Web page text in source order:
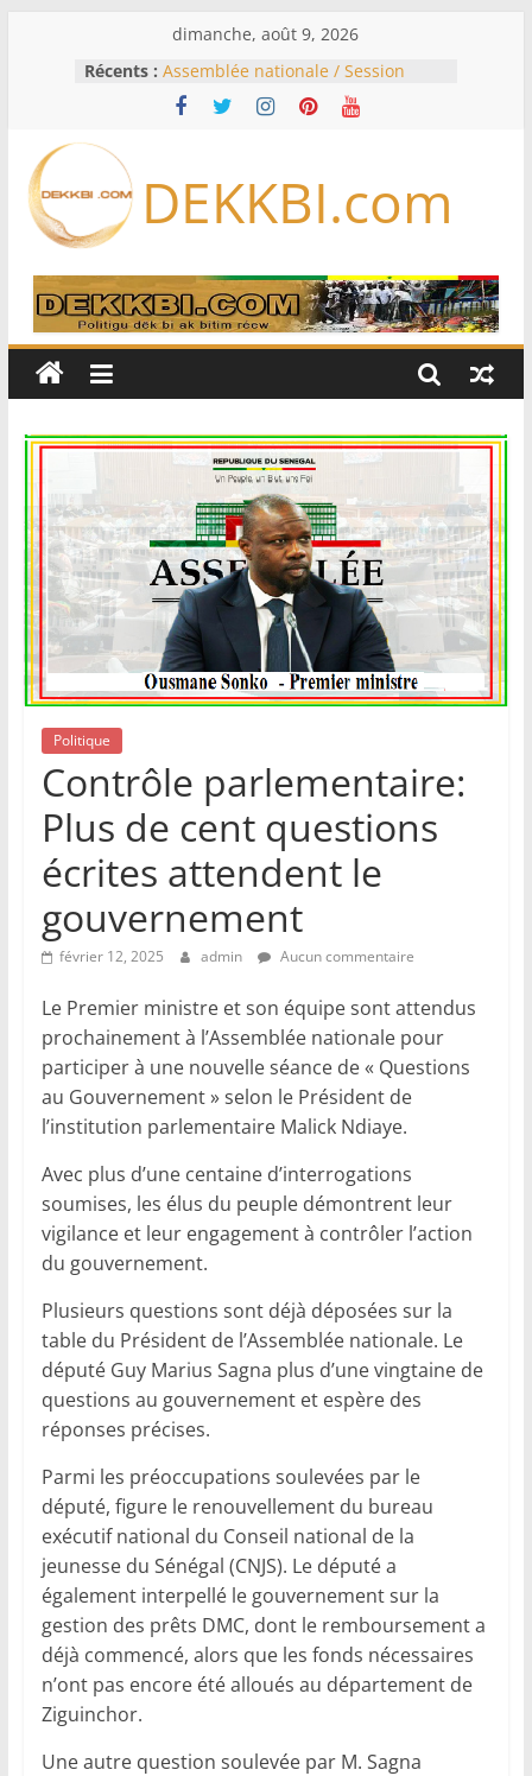
dimanche, août 9, 2026
Récents : Assemblée nationale / Session
extraordinaire: Six commissions
d’enquête à l’ordre du jour ce lundi
Bénin: Patrice Talon élu président
du Sénat, moins de trois mois
Pakistan et la Turquie signent un
accord de défense
RD Congo: Kinshasa interdit les
exportations de cuivre et de cobalt
production
DEKKBI.com
Politique
Contrôle parlementaire:
Plus de cent questions
écrites attendent le
gouvernement
février 12, 2025 admin Aucun commentaire
Le Premier ministre et son équipe sont attendus
prochainement à l’Assemblée nationale pour
participer à une nouvelle séance de « Questions
au Gouvernement » selon le Président de
l’institution parlementaire Malick Ndiaye.
Avec plus d’une centaine d’interrogations
soumises, les élus du peuple démontrent leur
vigilance et leur engagement à contrôler l’action
du gouvernement.
Plusieurs questions sont déjà déposées sur la
table du Président de l’Assemblée nationale. Le
député Guy Marius Sagna plus d’une vingtaine de
questions au gouvernement et espère des
réponses précises.
Parmi les préoccupations soulevées par le
député, figure le renouvellement du bureau
exécutif national du Conseil national de la
jeunesse du Sénégal (CNJS). Le député a
également interpellé le gouvernement sur la
gestion des prêts DMC, dont le remboursement a
déjà commencé, alors que les fonds nécessaires
n’ont pas encore été alloués au département de
Ziguinchor.
Une autre question soulevée par M. Sagna